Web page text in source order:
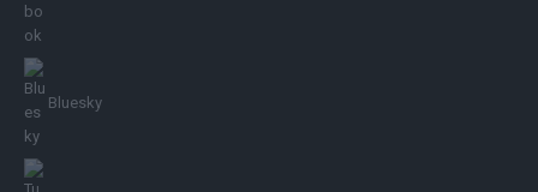
Bluesky